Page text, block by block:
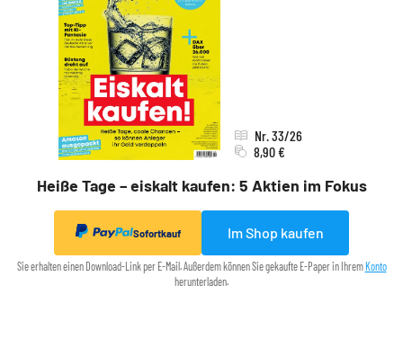
Heiße Tage – eiskalt kaufen: 5 Aktien im Fokus
Nr. 33/26
8,90 €
Sofortkauf Im Shop kaufen
Sie erhalten einen Download-Link per E-Mail. Außerdem können Sie gekaufte E-Paper in Ihrem Konto
herunterladen.